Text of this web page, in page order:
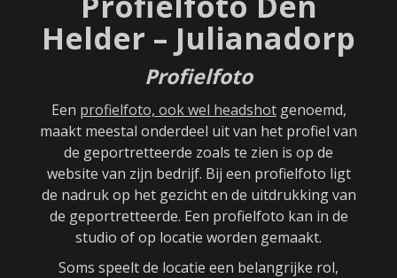
Helder – Julianadorp
Profielfoto
Een profielfoto, ook wel headshotgenoemd,
maakt meestal onderdeel uit van het profiel van
de geportretteerde zoals te zien is op de
website van zijn bedrijf. Bij een profielfoto ligt
de nadruk op het gezicht en de uitdrukking van
de geportretteerde. Een profielfoto kan in de
studio of op locatie worden gemaakt.
Soms speelt de locatie een belangrijke rol,